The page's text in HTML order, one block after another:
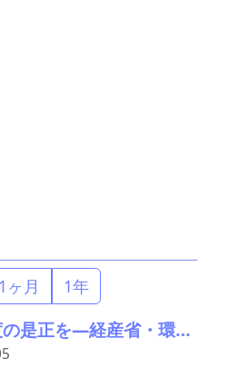
1ヶ月 1年
入札制度の是正を—経産省・環境省が指定PETボトル資源循環で検討会